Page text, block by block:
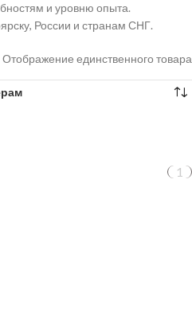
и уровню опыта.
России и странам СНГ.
Отображение единственного товара
1